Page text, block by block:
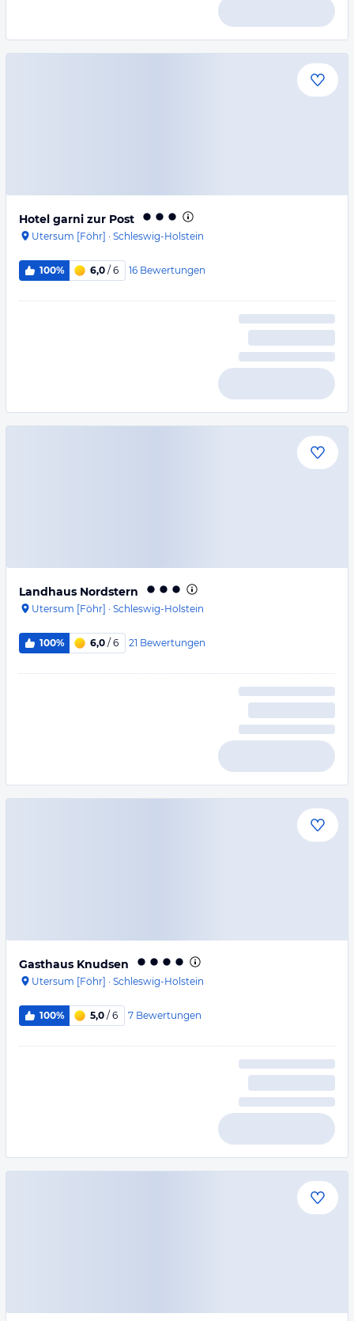
Hotel garni zur Post
Utersum [Föhr] · Schleswig-Holstein
100% 6,0 / 6 16 Bewertungen
Landhaus Nordstern
Utersum [Föhr] · Schleswig-Holstein
100% 6,0 / 6 21 Bewertungen
Gasthaus Knudsen
Utersum [Föhr] · Schleswig-Holstein
100% 5,0 / 6 7 Bewertungen